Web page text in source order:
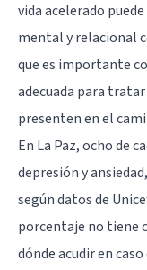
vida acelerado
mental y relacional
que es importante
adecuada para
presenten en el
En La Paz, ocho de
depresión y
según datos de
porcentaje no tiene
dónde acudir en